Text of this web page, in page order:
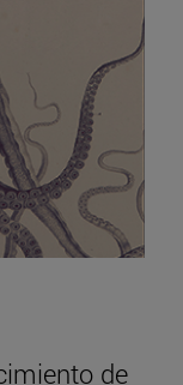
de